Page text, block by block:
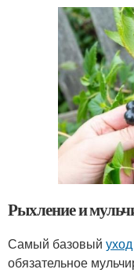
Рыхление и
Самый базовый
обязательное